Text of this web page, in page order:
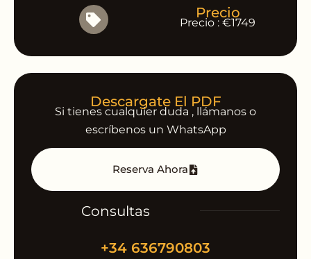
Precio
Precio : €1749
Descargate El PDF
Si tienes cualquier duda , llámanos o
escríbenos un WhatsApp
Reserva Ahora
Consultas
+34 636790803